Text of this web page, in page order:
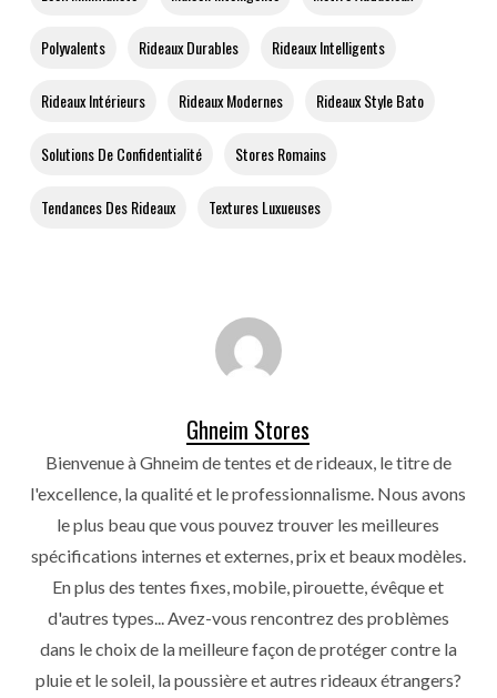
Polyvalents Rideaux Durables Rideaux Intelligents
Rideaux Intérieurs Rideaux Modernes Rideaux Style Bato
Solutions De Confidentialité Stores Romains
Tendances Des Rideaux Textures Luxueuses
Ghneim Stores
Bienvenue à Ghneim de tentes et de rideaux, le titre de
l'excellence, la qualité et le professionnalisme. Nous avons
le plus beau que vous pouvez trouver les meilleures
spécifications internes et externes, prix et beaux modèles.
En plus des tentes fixes, mobile, pirouette, évêque et
d'autres types... Avez-vous rencontrez des problèmes
dans le choix de la meilleure façon de protéger contre la
pluie et le soleil, la poussière et autres rideaux étrangers?